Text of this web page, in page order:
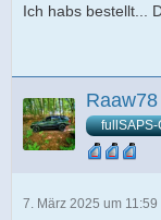
Ich habs bestellt...
Raaw78
7. März 2025 um 11:59